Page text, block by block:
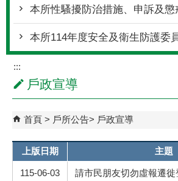
本所性騷擾防治措施、申訴及懲
本所114年度安全及衛生防護委
:::
戶政宣導
首頁 戶所公告 戶政宣導
上版日期 主題
115-06-03 請市民朋友切勿虛報遷徙